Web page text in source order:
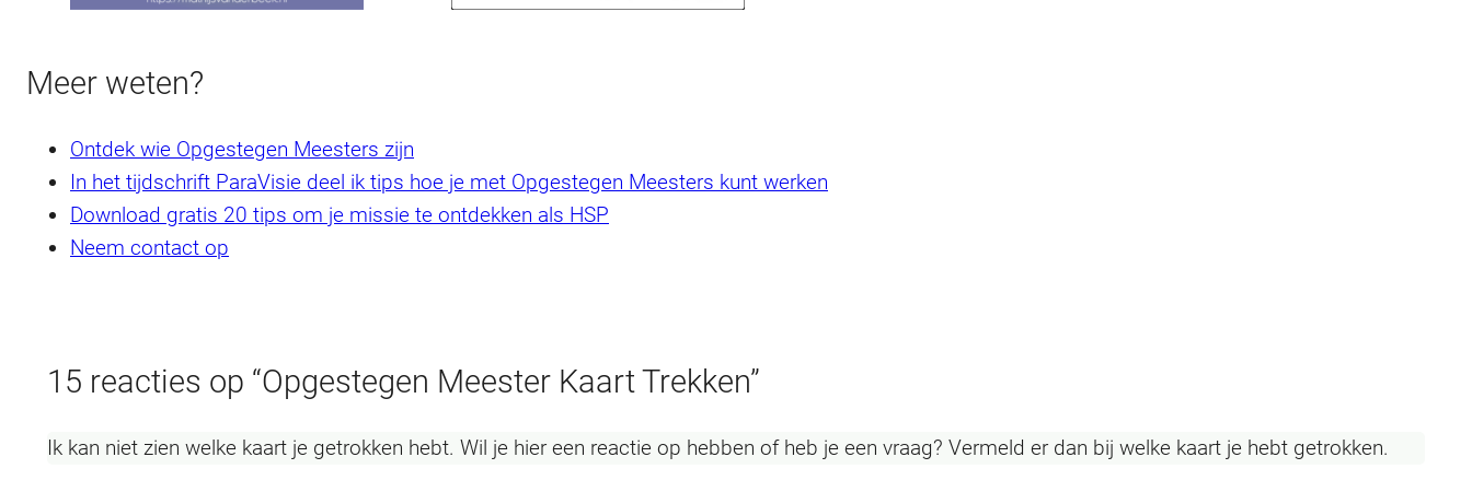
Meer weten?
Ontdek wie Opgestegen Meesters zijn
In het tijdschrift ParaVisie deel ik tips hoe je met Opgestegen Meesters kunt werken
Download gratis 20 tips om je missie te ontdekken als HSP
Neem contact op
15 reacties op “Opgestegen Meester Kaart Trekken”
Ik kan niet zien welke kaart je getrokken hebt. Wil je hier een reactie op hebben of heb je een vraag? Vermeld er dan bij welke kaart je hebt getrokken.